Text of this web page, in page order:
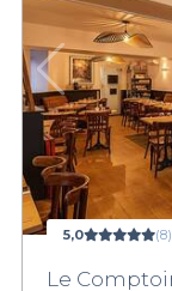
5,0 (8)
Le